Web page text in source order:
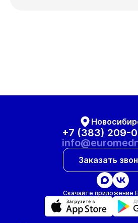
+7 (383) 209-
Заказать
Скачайте приложение